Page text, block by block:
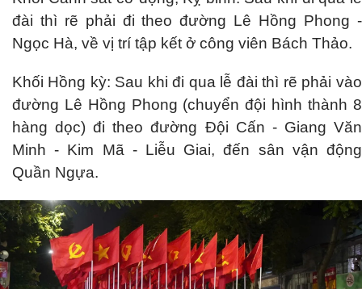
đài thì rẽ phải đi theo đường Lê Hồng Phong -
Ngọc Hà, về vị trí tập kết ở công viên Bách Thảo.
Khối Hồng kỳ: Sau khi đi qua lễ đài thì rẽ phải vào
đường Lê Hồng Phong (chuyển đội hình thành 8
hàng dọc) đi theo đường Đội Cấn - Giang Văn
Minh - Kim Mã - Liễu Giai, đến sân vận động
Quần Ngựa.